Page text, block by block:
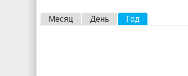
Месяц День Год